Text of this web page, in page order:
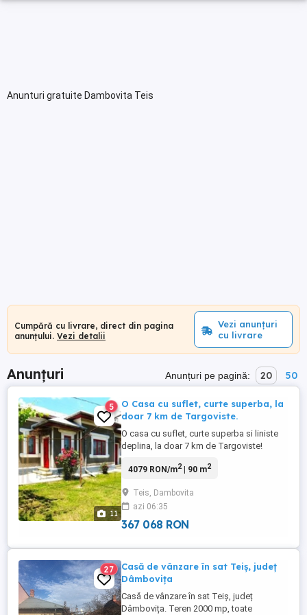
Anunturi gratuite Dambovita Teis
Cumpără cu livrare, direct din pagina
anunțului. Vezi detalii
Vezi anunțuri
cu livrare
Anunțuri Anunțuri pe pagină: 20 50
11
5
O Casa cu suflet, curte superba, la
doar 7 km de Targoviste.
O casa cu suflet, curte superba si liniste
deplina, la doar 7 km de Targoviste!
bucuri de aer curat, multa verdeata, liniste
exact ceea ce cauti. Situata intr-o zona
excelenta, cu strazi complet asfaltate si
toate ...
4079 RON/m2| 90 m2
Teis, Dambovita
azi 06:35
367 068 RON
27
Casă de vânzare în sat Teiș, județ
Dâmbovița
Casă de vânzare în sat Teiș, județ
Dâmbovița. Teren 2000 mp, toate